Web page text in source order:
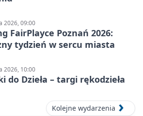
2026, 09:00
FairPlayce Poznań 2026:
tydzień w sercu miasta
2026, 10:00
do Dzieła – targi rękodzieła
Kolejne wydarzenia